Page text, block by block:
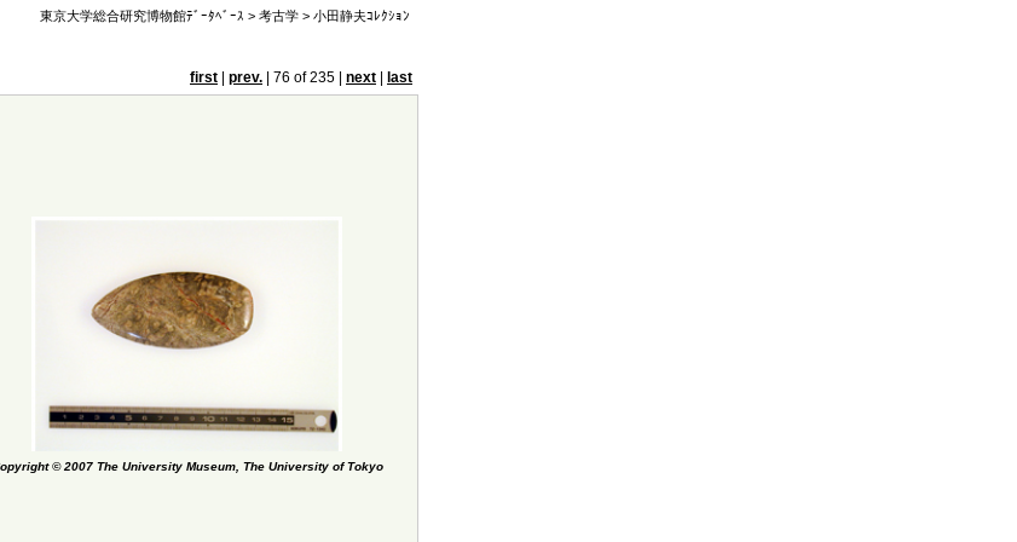
東京大学総合研究博物館ﾃﾞｰﾀﾍﾞｰｽ > 考古学 > 小田静夫ｺﾚｸｼｮﾝ
first prev. 76 of 235 next last
© 2007 The University Museum, The University of Tokyo